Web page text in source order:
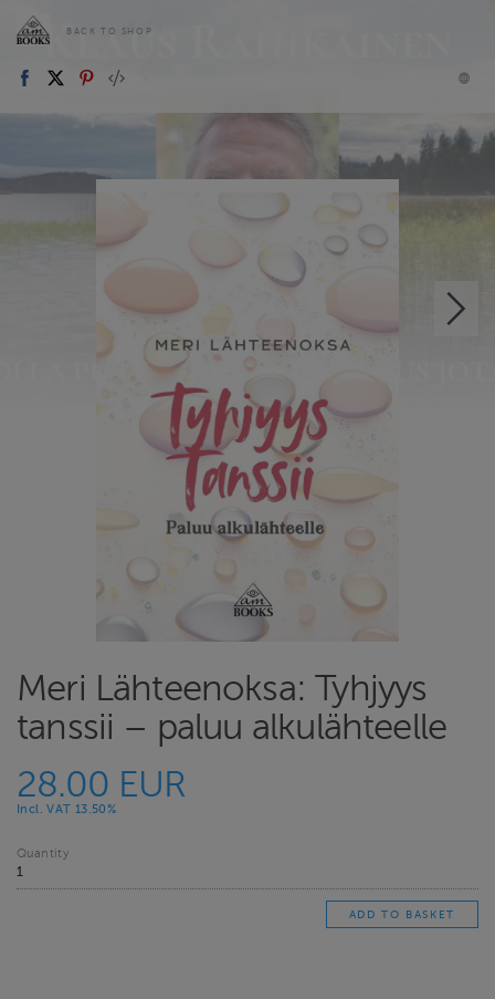
BACK TO SHOP
Meri Lähteenoksa: Tyhjyys
tanssii – paluu alkulähteelle
28.00 EUR
Incl. VAT 13.50%
Quantity